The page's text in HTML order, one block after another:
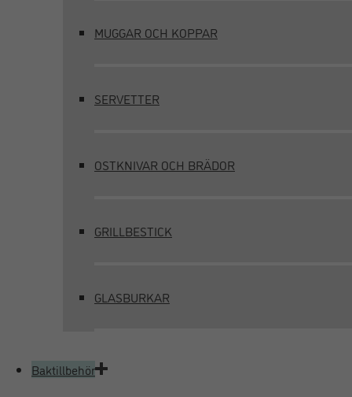
MUGGAR OCH KOPPAR
SERVETTER
OSTKNIVAR OCH BRÄDOR
GRILLBESTICK
GLASBURKAR
Baktillbehör